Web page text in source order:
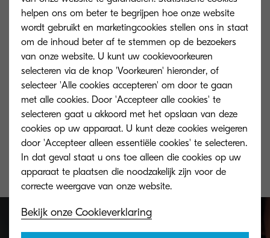
TK-8525Y
Yellow toner yield 20,000 pages in
accordance with 5 % coverage.
helpen ons om beter te begrijpen hoe onze website
wordt gebruikt en marketingcookies stellen ons in staat
om de inhoud beter af te stemmen op de bezoekers
van onze website. U kunt uw cookievoorkeuren
selecteren via de knop 'Voorkeuren' hieronder, of
selecteer 'Alle cookies accepteren' om door te gaan
met alle cookies. Door 'Accepteer alle cookies' te
selecteren gaat u akkoord met het opslaan van deze
cookies op uw apparaat. U kunt deze cookies weigeren
door 'Accepteer alleen essentiële cookies' te selecteren.
In dat geval staat u ons toe alleen die cookies op uw
apparaat te plaatsen die noodzakelijk zijn voor de
Bekijk onze Cookieverklaring